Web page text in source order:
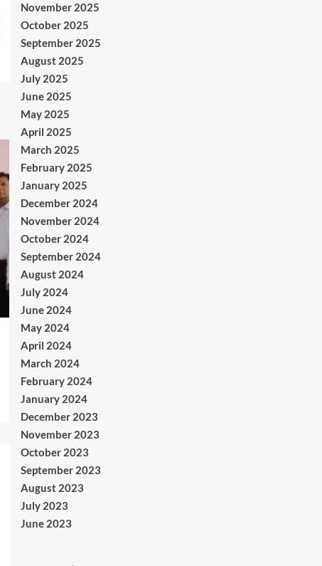
November 2025
October 2025
September 2025
August 2025
July 2025
June 2025
May 2025
April 2025
March 2025
February 2025
January 2025
December 2024
November 2024
October 2024
September 2024
August 2024
July 2024
June 2024
May 2024
April 2024
March 2024
February 2024
January 2024
December 2023
November 2023
October 2023
September 2023
August 2023
July 2023
June 2023